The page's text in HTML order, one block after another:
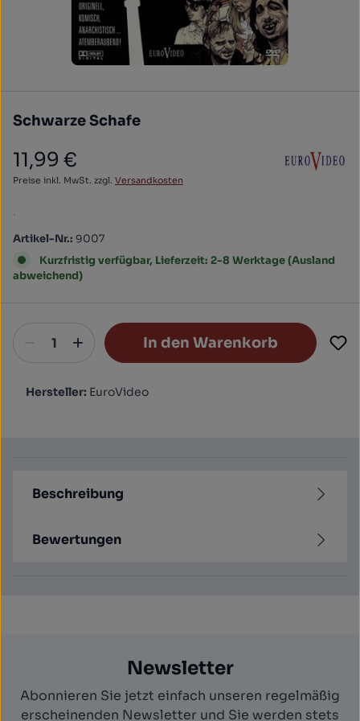
Schwarze Schafe
Regulärer Preis:
11,99 €
Preise inkl. MwSt. zzgl. Versandkosten
.
Artikel-Nr.: 9007
Kurzfristig verfügbar, Lieferzeit: 2-8 Werktage (Ausland
abweichend)
In den Warenkorb
Hersteller: EuroVideo
Beschreibung
Bewertungen
Newsletter
Abonnieren Sie jetzt einfach unseren regelmäßig
erscheinenden Newsletter und Sie werden stets